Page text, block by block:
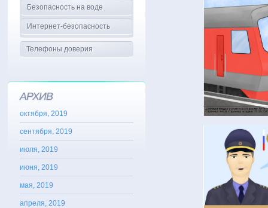
Безопасность на воде
Интернет-безопасность
Телефоны доверия
АРХИВ
октября, 2019
сентября, 2019
июля, 2019
июня, 2019
мая, 2019
апреля, 2019